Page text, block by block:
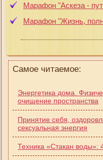
Марафон "Аскеза -
Марафон "Жизнь,
Самое читаемое:
Энергетика дома.
очищение пространства
Принятие себя,
сексуальная энергия
Техника «Cтакан воды»: